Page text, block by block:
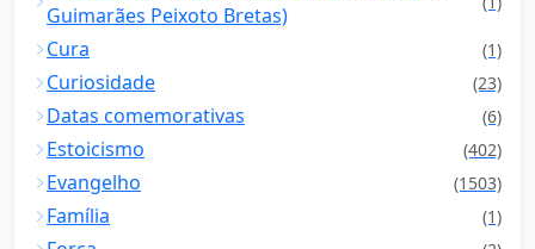
Guimarães Peixoto Bretas)
Cura (1)
Curiosidade (23)
Datas comemorativas (6)
Estoicismo (402)
Evangelho (1503)
Família (1)